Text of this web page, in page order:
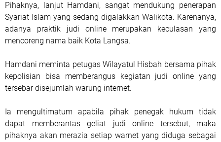
Pihaknya, lanjut Hamdani, sangat mendukung penerapan
Syariat Islam yang sedang digalakkan Walikota. Karenanya,
adanya praktik judi online merupakan keculasan yang
mencoreng nama baik Kota Langsa.
Hamdani meminta petugas Wilayatul Hisbah bersama pihak
kepolisian bisa memberangus kegiatan judi online yang
tersebar disejumlah warung internet.
Ia mengultimatum apabila pihak penegak hukum tidak
dapat memberantas geliat judi online tersebut, maka
pihaknya akan merazia setiap warnet yang diduga sebagai